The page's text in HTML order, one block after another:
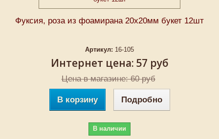
Фуксия, роза из фоамирана 20х20мм букет 12шт
Артикул: 16-105
Интернет цена: 57 руб
Цена в магазине: 60 руб
В корзину Подробно
В наличии